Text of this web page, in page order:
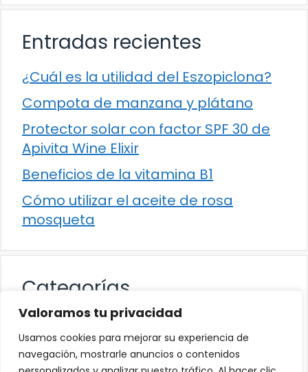
Valoramos tu privacidad
Usamos cookies para mejorar su experiencia de
navegación, mostrarle anuncios o contenidos
Entradas recientes
¿Cuál es la utilidad del Eszopiclona?
Compota de manzana y plátano
Protector solar con factor SPF 30 de
Apivita Wine Elixir
Beneficios de la vitamina B1
Cómo utilizar el aceite de rosa
mosqueta
Categorías
Alimentación
Destacados